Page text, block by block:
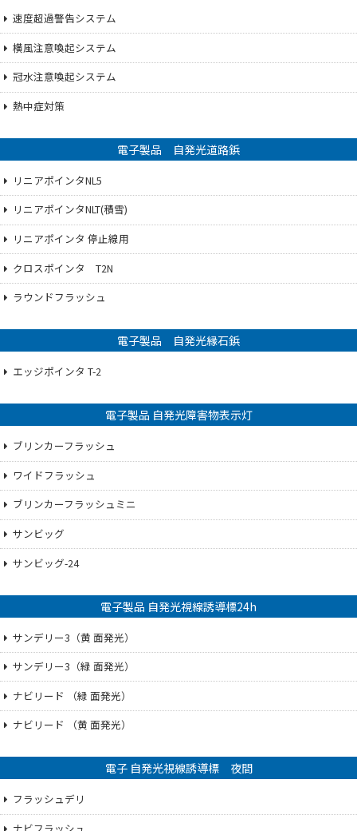
速度超過警告システム
横風注意喚起システム
冠水注意喚起システム
熱中症対策
電子製品 自発光道路鋲
リニアポインタNL5
リニアポインタNLT(積雪)
リニアポインタ 停止線用
クロスポインタ T2N
ラウンドフラッシュ
電子製品 自発光縁石鋲
エッジポインタ T-2
電子製品 自発光障害物表示灯
ブリンカーフラッシュ
ワイドフラッシュ
ブリンカーフラッシュミニ
サンビッグ
サンビッグ-24
電子製品 自発光視線誘導標24h
サンデリー3（黄 面発光）
サンデリー3（緑 面発光）
ナビリード （緑 面発光）
ナビリード （黄 面発光）
電子 自発光視線誘導標 夜間
フラッシュデリ